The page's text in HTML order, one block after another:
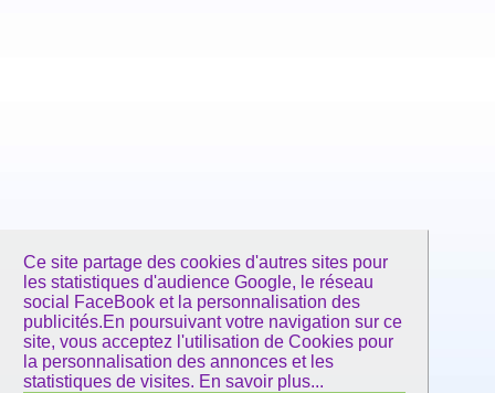
Ce site partage des cookies d'autres sites pour
les statistiques d'audience Google, le réseau
social FaceBook et la personnalisation des
publicités.En poursuivant votre navigation sur ce
site, vous acceptez l'utilisation de Cookies pour
la personnalisation des annonces et les
statistiques de visites. En savoir plus...